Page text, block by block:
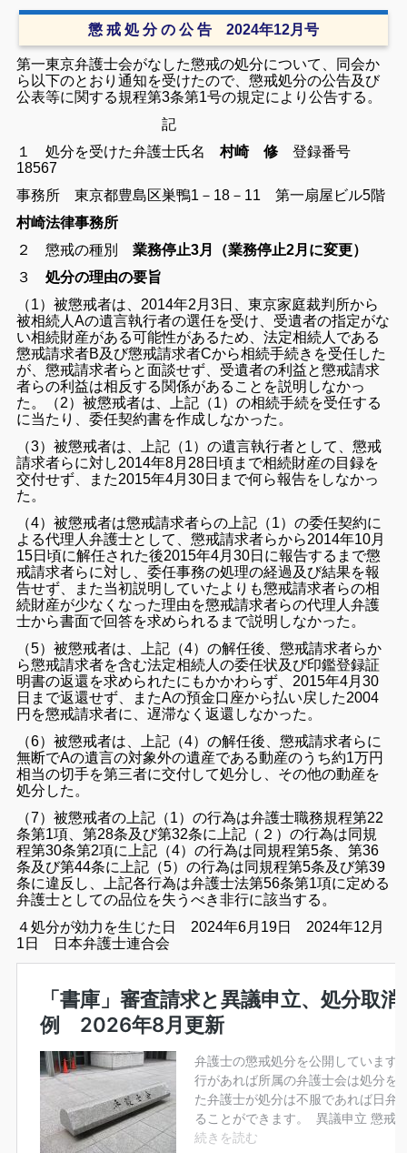
懲 戒 処 分 の 公 告 2024年12月号
第一東京弁護士会がなした懲戒の処分について、同会か
ら以下のとおり通知を受けたので、懲戒処分の公告及び
公表等に関する規程第3条第1号の規定により公告する。
記
１ 処分を受けた弁護士氏名村崎 修登録番号
18567
事務所 東京都豊島区巣鴨1－18－11 第一扇屋ビル5階
村崎法律事務所
２ 懲戒の種別業務停止3月（業務停止2月に変更）
３処分の理由の要旨
（1）被懲戒者は、2014年2月3日、東京家庭裁判所から
被相続人Aの遺言執行者の選任を受け、受遺者の指定がな
い相続財産がある可能性があるため、法定相続人である
懲戒請求者B及び懲戒請求者Cから相続手続きを受任した
が、懲戒請求者らと面談せず、受遺者の利益と懲戒請求
者らの利益は相反する関係があることを説明しなかっ
た。（2）被懲戒者は、上記（1）の相続手続を受任する
に当たり、委任契約書を作成しなかった。
（3）被懲戒者は、上記（1）の遺言執行者として、懲戒
請求者らに対し2014年8月28日頃まで相続財産の目録を
交付せず、また2015年4月30日まで何ら報告をしなかっ
た。
（4）被懲戒者は懲戒請求者らの上記（1）の委任契約に
よる代理人弁護士として、懲戒請求者らから2014年10月
15日頃に解任された後2015年4月30日に報告するまで懲
戒請求者らに対し、委任事務の処理の経過及び結果を報
告せず、また当初説明していたよりも懲戒請求者らの相
続財産が少なくなった理由を懲戒請求者らの代理人弁護
士から書面で回答を求められるまで説明しなかった。
（5）被懲戒者は、上記（4）の解任後、懲戒請求者らか
ら懲戒請求者を含む法定相続人の委任状及び印鑑登録証
明書の返還を求められたにもかかわらず、2015年4月30
日まで返還せず、またAの預金口座から払い戻した2004
円を懲戒請求者に、遅滞なく返還しなかった。
（6）被懲戒者は、上記（4）の解任後、懲戒請求者らに
無断でAの遺言の対象外の遺産である動産のうち約1万円
相当の切手を第三者に交付して処分し、その他の動産を
処分した。
（7）被懲戒者の上記（1）の行為は弁護士職務規程第22
条第1項、第28条及び第32条に上記（２）の行為は同規
程第30条第2項に上記（4）の行為は同規程第5条、第36
条及び第44条に上記（5）の行為は同規程第5条及び第39
条に違反し、上記各行為は弁護士法第56条第1項に定める
弁護士としての品位を失うべき非行に該当する。
４処分が効力を生じた日 2024年6月19日 2024年12月
1日 日本弁護士連合会